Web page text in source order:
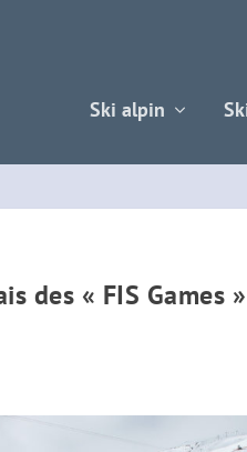
Ski alpin
des « FIS Games »